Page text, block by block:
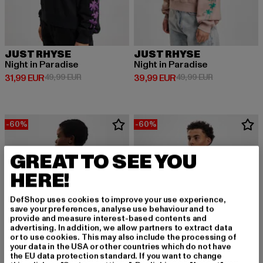
JUST RHYSE
Night in Paradise
31,99 EUR
Derzeitiger Preis: 31,99 EUR
49,99 EURAktionspreis: 49,99 EUR
JUST RHYSE
Night in Paradise
39,99 EUR
Derzeitiger Preis: 39,99 EUR
49,99 EURAktionspreis:
-60% -60%
GREAT TO SEE YOU
HERE!
DefShop uses cookies to improve your use experience,
save your preferences, analyse use behaviour and to
provide and measure interest-based contents and
advertising. In addition, we allow partners to extract data
or to use cookies. This may also include the processing of
your data in the USA or other countries which do not have
the EU data protection standard. If you want to change